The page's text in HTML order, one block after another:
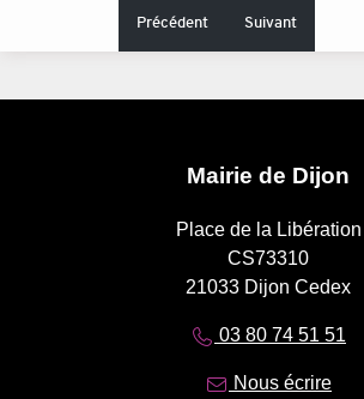
Précédent Suivant
Mairie de Dijon
Place de la Libération
CS73310
21033 Dijon Cedex
03 80 74 51 51
Nous écrire